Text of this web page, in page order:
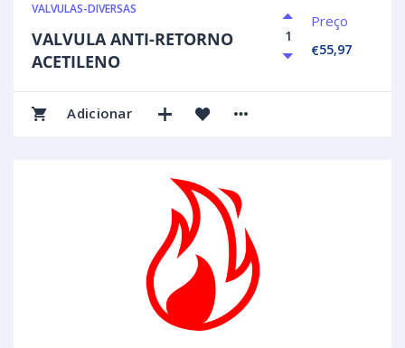
VALVULAS-DIVERSAS
VALVULA ANTI-RETORNO
ACETILENO
Preço
€55,97
Adicionar